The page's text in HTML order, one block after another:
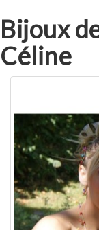
Bijoux
Céline